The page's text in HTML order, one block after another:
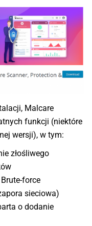
Malcare
funkcji (niektóre
wersji), w tym:
złośliwego
force
sieciowa)
o dodanie